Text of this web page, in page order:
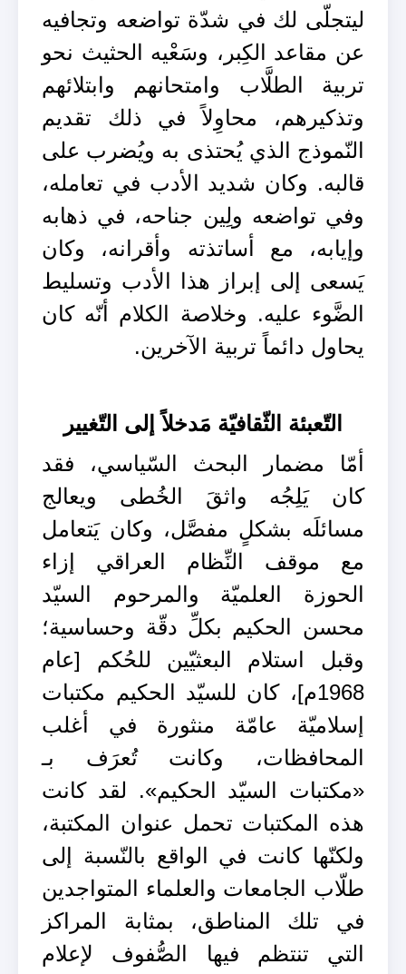
ليتجلّى لك في شدّة تواضعه وتجافيه
عن مقاعد الكِبر، وسَعْيه الحثيث نحو
تربية الطلَّاب وامتحانهم وابتلائهم
وتذكيرهم، محاوِلاً في ذلك تقديم
النّموذج الذي يُحتذى به ويُضرب على
قالبه. وكان شديد الأدب في تعامله،
وفي تواضعه ولِين جناحه، في ذهابه
وإيابه، مع أساتذته وأقرانه، وكان
يَسعى إلى إبراز هذا الأدب وتسليط
الضَّوء عليه. وخلاصة الكلام أنّه كان
يحاول دائماً تربية الآخرين.
التّعبئة الثّقافيّة مَدخلاً إلى التّغيير
أمّا مضمار البحث السّياسي، فقد
كان يَلِجُه واثقَ الخُطى ويعالج
مسائلَه بشكلٍ مفصَّل، وكان يَتعامل
مع موقف النِّظام العراقي إزاء
الحوزة العلميّة والمرحوم السيّد
محسن الحكيم بكلِّ دقّة وحساسية؛
وقبل استلام البعثيّين للحُكم [عام
1968م]، كان للسيّد الحكيم مكتبات
إسلاميّة عامّة منثورة في أغلب
المحافظات، وكانت تُعرَف بـ
«مكتبات السيّد الحكيم». لقد كانت
هذه المكتبات تحمل عنوان المكتبة،
ولكنّها كانت في الواقع بالنّسبة إلى
طلّاب الجامعات والعلماء المتواجدين
في تلك المناطق، بمثابة المراكز
التي تنتظم فيها الصُّفوف لإعلام